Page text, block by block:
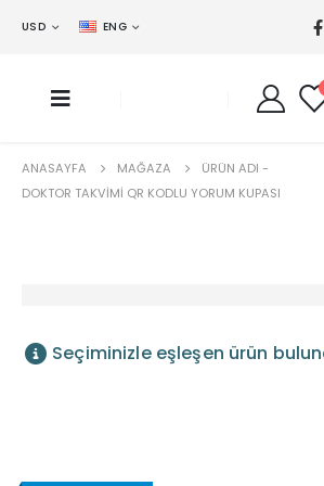
USD ENG
ANASAYFA MAĞAZA
ÜRÜN ADI -
DOKTOR TAKVIMI QR KODLU YORUM KUPASI
Seçiminizle eşleşen ürün